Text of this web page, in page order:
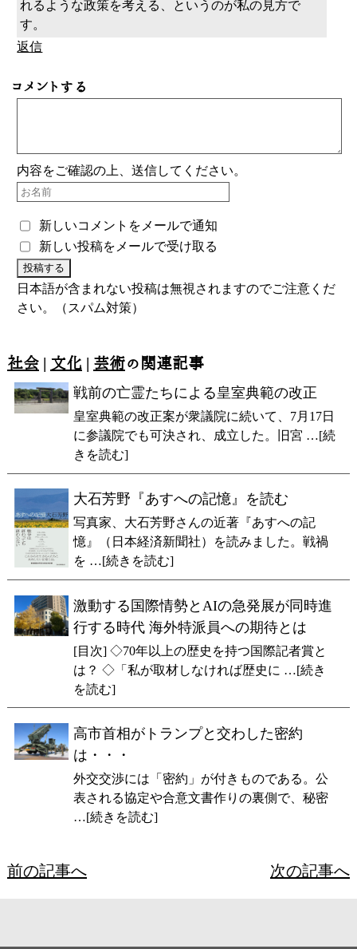
れるような政策を考える、というのが私の見方で
す。
返信
コメントする
内容をご確認の上、送信してください。
新しいコメントをメールで通知
新しい投稿をメールで受け取る
日本語が含まれない投稿は無視されますのでご注意くだ
さい。（スパム対策）
社会| 文化| 芸術の関連記事
戦前の亡霊たちによる皇室典範の改正
皇室典範の改正案が衆議院に続いて、7月17日
に参議院でも可決され、成立した。旧宮 …[続
きを読む]
大石芳野『あすへの記憶』を読む
写真家、大石芳野さんの近著『あすへの記
憶』（日本経済新聞社）を読みました。戦禍
を …[続きを読む]
激動する国際情勢とAIの急発展が同時進
行する時代 海外特派員への期待とは
[目次] ◇70年以上の歴史を持つ国際記者賞と
は？ ◇「私が取材しなければ歴史に …[続き
を読む]
高市首相がトランプと交わした密約
は・・・
外交交渉には「密約」が付きものである。公
表される協定や合意文書作りの裏側で、秘密
…[続きを読む]
前の記事へ 次の記事へ